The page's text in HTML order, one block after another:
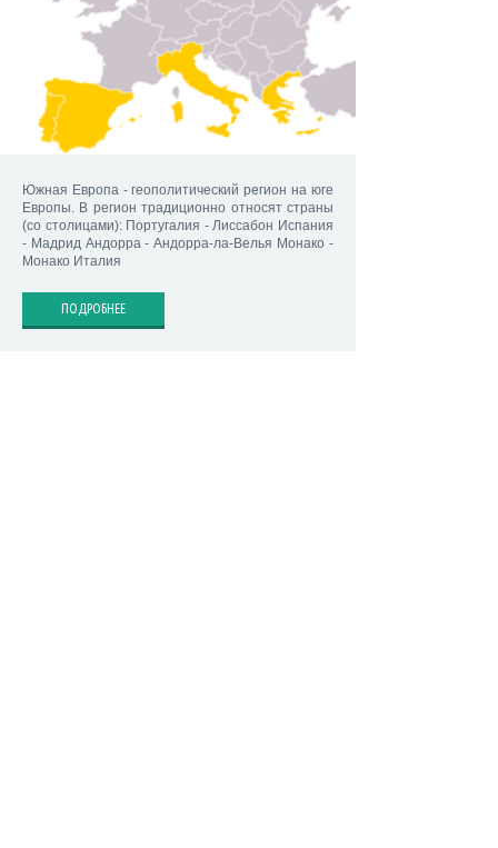
Южная Европа - геополитический регион на юге
Европы. В регион традиционно относят страны
(со столицами): Португалия - Лиссабон Испания
- Мадрид Андорра - Андорра-ла-Велья Монако -
Монако Италия
ПОДРОБНЕЕ